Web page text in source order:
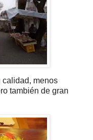
calidad, menos
también de gran